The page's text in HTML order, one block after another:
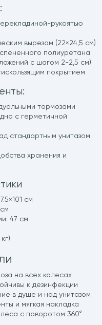
рукоятью
вырезом (22×24,5 см)
полиуретана
с шагом 2-2,5 см)
покрытием
тормозами
с герметичной
стандартным унитазом
хранения и
см
47 см
на всех колесах
к дезинфекции
в душе и над унитазом
и мягкая накладка
с поворотом 360°